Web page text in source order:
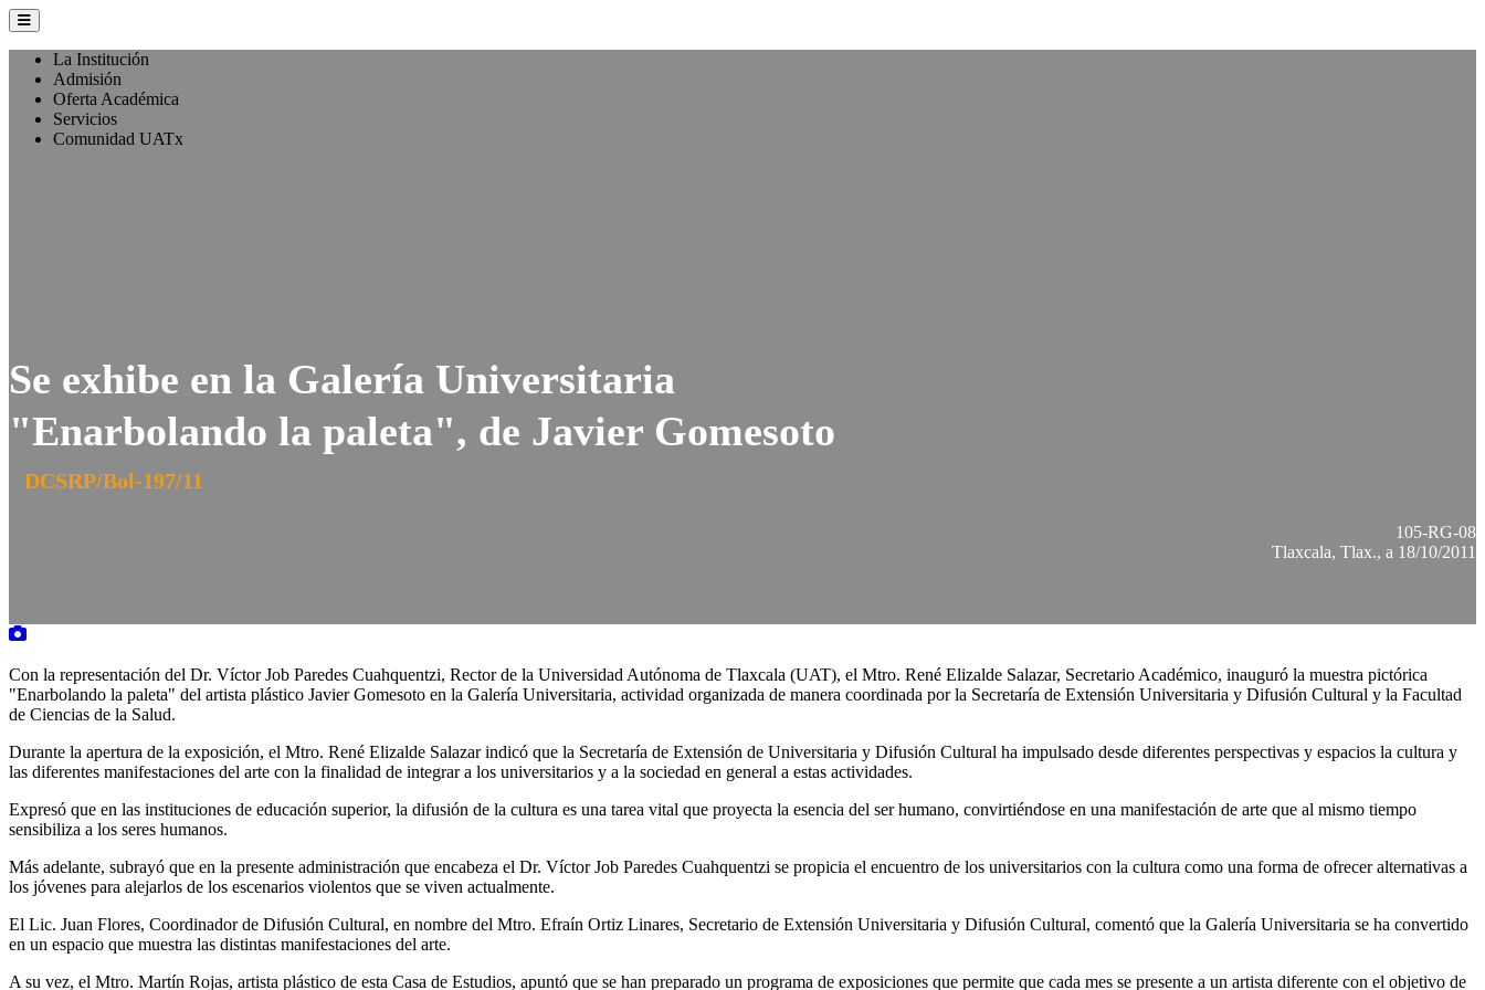
La Institución
Admisión
Oferta Académica
Servicios
Comunidad UATx
Se exhibe en la Galería Universitaria
"Enarbolando la paleta", de Javier Gomesoto
DCSRP/Bol-197/11
105-RG-08
Tlaxcala, Tlax., a 18/10/2011
Con la representación del Dr. Víctor Job Paredes Cuahquentzi, Rector de la Universidad Autónoma de Tlaxcala (UAT), el Mtro. René Elizalde Salazar, Secretario Académico, inauguró la muestra pictórica
"Enarbolando la paleta" del artista plástico Javier Gomesoto en la Galería Universitaria, actividad organizada de manera coordinada por la Secretaría de Extensión Universitaria y Difusión Cultural y la Facultad
de Ciencias de la Salud.
Durante la apertura de la exposición, el Mtro. René Elizalde Salazar indicó que la Secretaría de Extensión de Universitaria y Difusión Cultural ha impulsado desde diferentes perspectivas y espacios la cultura y
las diferentes manifestaciones del arte con la finalidad de integrar a los universitarios y a la sociedad en general a estas actividades.
Expresó que en las instituciones de educación superior, la difusión de la cultura es una tarea vital que proyecta la esencia del ser humano, convirtiéndose en una manifestación de arte que al mismo tiempo
sensibiliza a los seres humanos.
Más adelante, subrayó que en la presente administración que encabeza el Dr. Víctor Job Paredes Cuahquentzi se propicia el encuentro de los universitarios con la cultura como una forma de ofrecer alternativas a
los jóvenes para alejarlos de los escenarios violentos que se viven actualmente.
El Lic. Juan Flores, Coordinador de Difusión Cultural, en nombre del Mtro. Efraín Ortiz Linares, Secretario de Extensión Universitaria y Difusión Cultural, comentó que la Galería Universitaria se ha convertido
en un espacio que muestra las distintas manifestaciones del arte.
A su vez, el Mtro. Martín Rojas, artista plástico de esta Casa de Estudios, apuntó que se han preparado un programa de exposiciones que permite que cada mes se presente a un artista diferente con el objetivo de